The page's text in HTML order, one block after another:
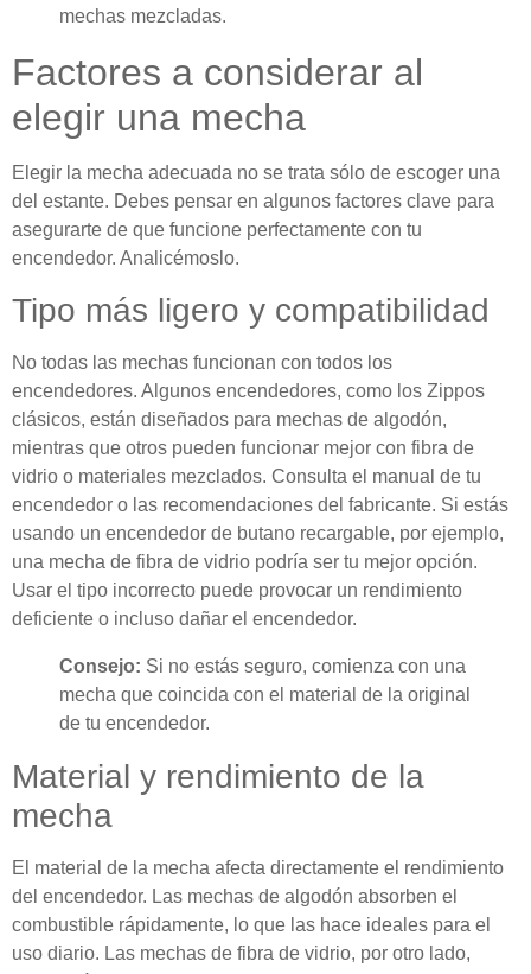
mechas mezcladas.
Factores a considerar al
elegir una mecha
Elegir la mecha adecuada no se trata sólo de escoger una
del estante. Debes pensar en algunos factores clave para
asegurarte de que funcione perfectamente con tu
encendedor. Analicémoslo.
Tipo más ligero y compatibilidad
No todas las mechas funcionan con todos los
encendedores. Algunos encendedores, como los Zippos
clásicos, están diseñados para mechas de algodón,
mientras que otros pueden funcionar mejor con fibra de
vidrio o materiales mezclados. Consulta el manual de tu
encendedor o las recomendaciones del fabricante. Si estás
usando un encendedor de butano recargable, por ejemplo,
una mecha de fibra de vidrio podría ser tu mejor opción.
Usar el tipo incorrecto puede provocar un rendimiento
deficiente o incluso dañar el encendedor.
Consejo: Si no estás seguro, comienza con una
mecha que coincida con el material de la original
de tu encendedor.
Material y rendimiento de la
mecha
El material de la mecha afecta directamente el rendimiento
del encendedor. Las mechas de algodón absorben el
combustible rápidamente, lo que las hace ideales para el
uso diario. Las mechas de fibra de vidrio, por otro lado,